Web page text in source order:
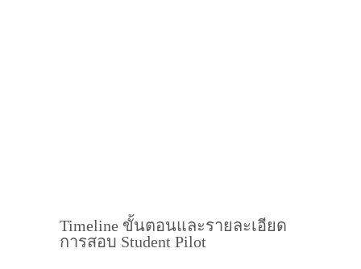
Timeline ขั้นตอนและรายละเอียด
การสอบ Student Pilot